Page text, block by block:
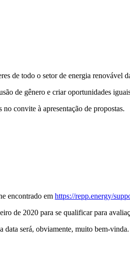
de todo o setor de energia renovável
de gênero e criar oportunidades
convite à apresentação de propostas.
encontrado em https://repp.energy/
de 2020 para se qualificar para
data será, obviamente, muito bem-vinda.